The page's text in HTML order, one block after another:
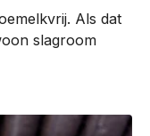
e
Als dat
slagroom